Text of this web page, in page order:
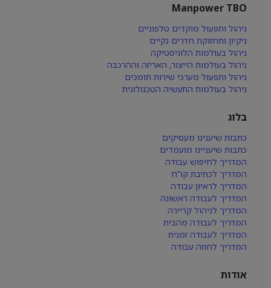
Manpower TBO
ניהול ותפעול מוקדים טלפוניים
ניקיון ותחזוקת חדרים נקיים
ניהול בעולמות הלוגיסטיקה
ניהול בעולמות הייצור, האריזה וההרכבה
ניהול ותפעול מערכי שירות תומכים
ניהול בעולמות התעשיה הטכנולוגית
בלוג
כתבות שיענינו מעסיקים
כתבות שיעניינו מועמדים
המדריך לחיפוש עבודה
המדריך לכתיבת קו"ח
המדריך לראיון עבודה
המדריך לעבודה ראשונה
המדריך לניהול קריירה
המדריך לעבודה מהבית
המדריך לעבודה זמנית
המדריך לחוזה עבודה
אודות